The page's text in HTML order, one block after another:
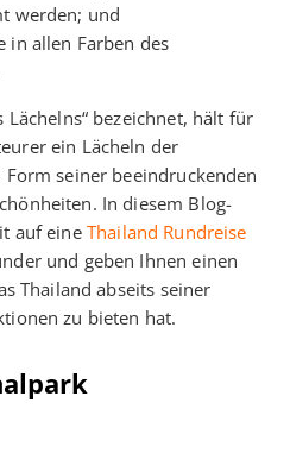
werden; und
in allen Farben des
Lächelns“ bezeichnet, hält für
ein Lächeln der
seiner beeindruckenden
In diesem Blog-
auf eine Thailand Rundreise
und geben Ihnen einen
Thailand abseits seiner
zu bieten hat.